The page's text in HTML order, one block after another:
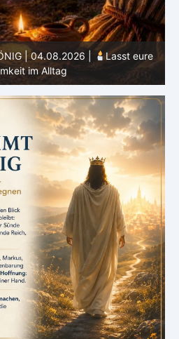
| 04.08.2026 |
Lasst eure
im Alltag